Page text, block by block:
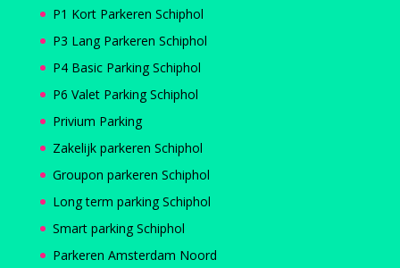
P1 Kort Parkeren Schiphol
P3 Lang Parkeren Schiphol
P4 Basic Parking Schiphol
P6 Valet Parking Schiphol
Privium Parking
Zakelijk parkeren Schiphol
Groupon parkeren Schiphol
Long term parking Schiphol
Smart parking Schiphol
Parkeren Amsterdam Noord